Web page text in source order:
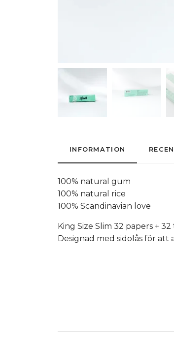
INFORMATION
100% natural gum
100% natural rice
100% Scandinavian love
King Size Slim 32 papers + 32
Designad med sidolås för att